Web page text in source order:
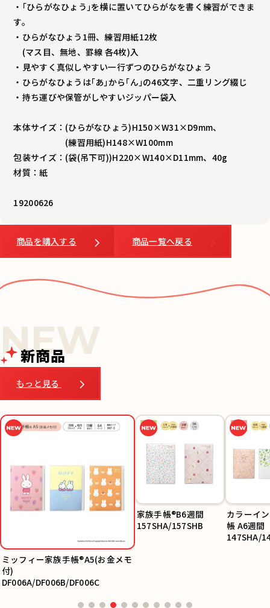
・｢ひらがなひょう｣を横に置いてひらがなを書く練習ができま
す。
・ひらがなひょう1冊、練習用紙12枚
(マス目、無地、罫線 各4枚)入
・見やすく真似しやすい一行ずつのひらがなひょう
・ひらがなひょうは｢あ｣から｢ん｣の46文字、二重リング綴じ
・持ち運びや保管がしやすいジッパー袋入
本体サイズ：(ひらがなひょう)H150×W31×D9mm、
(練習用紙)H148×W100mm
包装サイズ：(袋(吊下可))H220×W140×D11mm、40g
材質：紙
19200626
商品を購入する 商品一覧へ戻る
新商品
もっと見る
ミッフィー家族手帳®A5(お金メモ
付)
DF006A/DF006B/DF006C
家族手帳®B6週間
157SHA/157SHB
カラーイ
帳 A6週間
147SHA/